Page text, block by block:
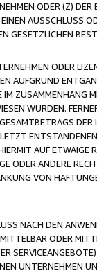
ODER (Z)
AUSSCHLUSS
GESETZLICHEN
ODER
AUFGRUND
ZUSAMMENHANG
WURDEN.
AUF
ODER ANDERE
VON
NACH DEN
ODER
UNTERNEHMEN